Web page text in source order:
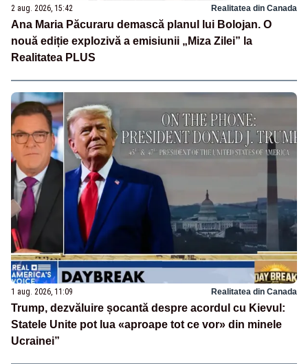
2 aug. 2026, 15:42 Realitatea din Canada
Ana Maria Păcuraru demască planul lui Bolojan. O
nouă ediție explozivă a emisiunii „Miza Zilei” la
Realitatea PLUS
1 aug. 2026, 11:09 Realitatea din Canada
Trump, dezvăluire șocantă despre acordul cu Kievul:
Statele Unite pot lua «aproape tot ce vor» din minele
Ucrainei”